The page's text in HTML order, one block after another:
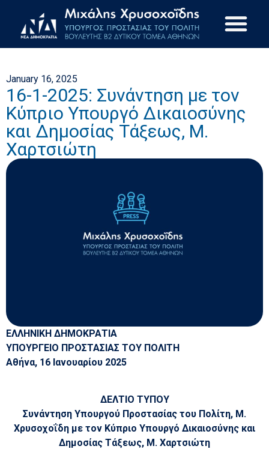
January 16, 2025
16-1-2025: Συνάντηση με τον
Κύπριο Υπουργό Δικαιοσύνης
και Δημοσίας Τάξεως, Μ.
Χαρτσιώτη
ΕΛΛΗΝΙΚΗ ΔΗΜΟΚΡΑΤΙΑ
ΥΠΟΥΡΓΕΙΟ ΠΡΟΣΤΑΣΙΑΣ ΤΟΥ ΠΟΛΙΤΗ
Αθήνα, 16 Ιανουαρίου 2025
ΔΕΛΤΙΟ ΤΥΠΟΥ
Συνάντηση Υπουργού Προστασίας του Πολίτη, Μ.
Χρυσοχοΐδη με τον Κύπριο Υπουργό Δικαιοσύνης και
Δημοσίας Τάξεως, Μ. Χαρτσιώτη